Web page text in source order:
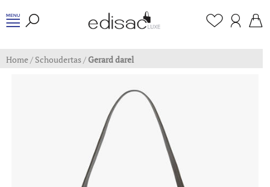
Home/ Schoudertas/Gerard darel